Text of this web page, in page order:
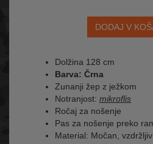
DODAJ V
Dolžina 128 cm
Barva: Črna
Zunanji žep z ježkom
Notranjost: mikroflis
Ročaj za nošenje
Pas za nošenje preko
Material: Močan,